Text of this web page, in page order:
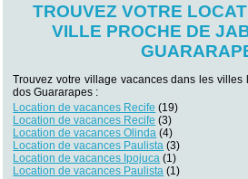
TROUVEZ VOTRE
VILLE PROCHE DE
Trouvez votre village vacances dans les
dos Guararapes :
Location de vacances Recife (19)
Location de vacances Recife (3)
Location de vacances Olinda (4)
Location de vacances Paulista (3)
Location de vacances Ipojuca (1)
Location de vacances Paulista (1)